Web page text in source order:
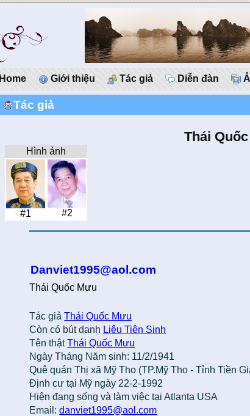
Home Giới thiệu Tác giả Diễn đàn
Tác giả
Thái
Hình ảnh
#1 #2
Danviet1995@aol.com
Thái Quốc Mưu
Tác giảThái Quốc Mưu
Còn có bút danh Liêu Tiên Sinh
Tên thậtThái Quốc Mưu
Ngày Tháng Năm sinh: 11/2/1941
Quê quán Thị xã Mỹ Tho (TP.Mỹ Tho - Tỉnh Tiền
Định cư tại Mỹ ngày 22-2-1992
Hiện đang sống và làm việc tại Atlanta USA
Email:danviet1995@aol.com